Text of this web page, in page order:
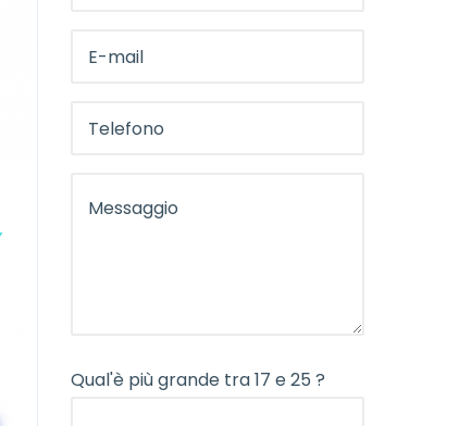
Qual'è più grande tra 17 e 25 ?